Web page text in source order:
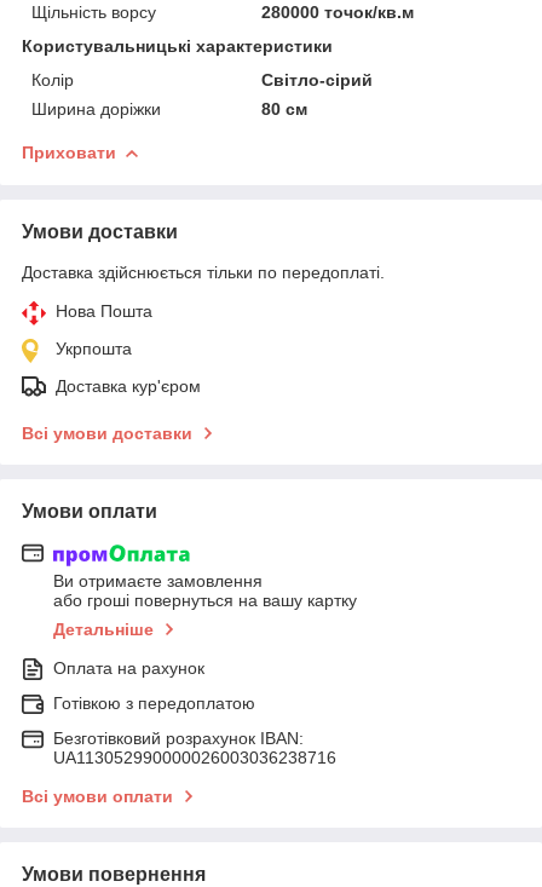
Щільність ворсу
280000 точок/кв.м
Користувальницькі характеристики
Колір
Світло-сірий
Ширина доріжки
80 см
Приховати
Умови доставки
Доставка здійснюється тільки по передоплаті.
Нова Пошта
Укрпошта
Доставка кур'єром
Всі умови доставки
Умови оплати
Ви отримаєте замовлення
або гроші повернуться на вашу картку
Детальніше
Оплата на рахунок
Готівкою з передоплатою
Безготівковий розрахунок IBAN:
UA113052990000026003036238716
Всі умови оплати
Умови повернення